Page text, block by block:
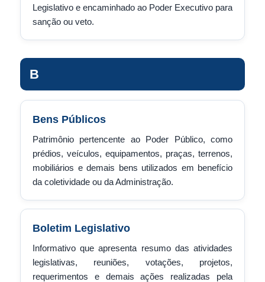
Legislativo e encaminhado ao Poder Executivo para
sanção ou veto.
B
Bens Públicos
Patrimônio pertencente ao Poder Público, como
prédios, veículos, equipamentos, praças, terrenos,
mobiliários e demais bens utilizados em benefício
da coletividade ou da Administração.
Boletim Legislativo
Informativo que apresenta resumo das atividades
legislativas, reuniões, votações, projetos,
requerimentos e demais ações realizadas pela